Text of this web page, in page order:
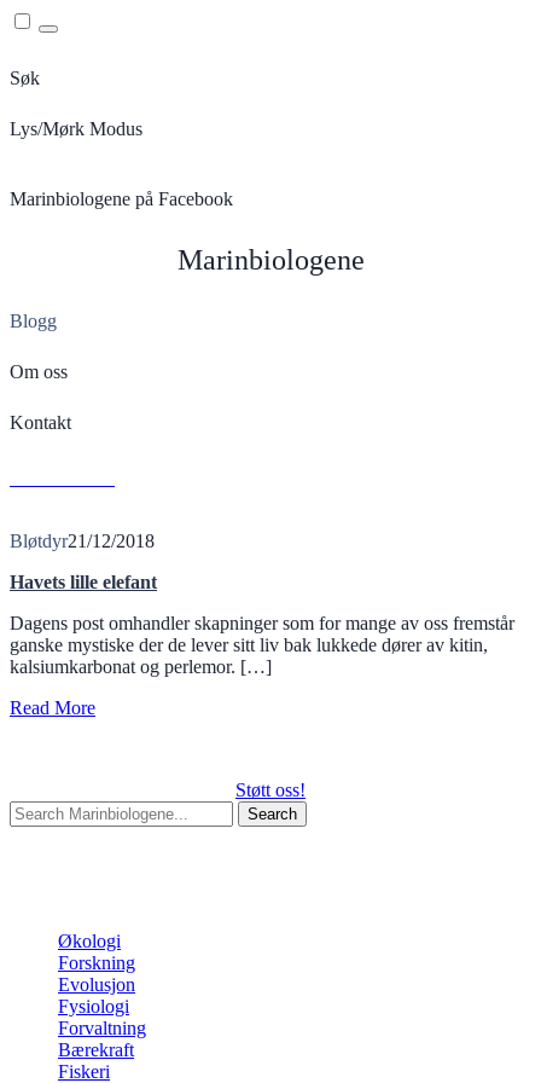
Menu
Søk
Lys/Mørk Modus
Marinbiologene på Facebook
Marinbiologene
Blogg
Om oss
Kontakt
Bløtdyr21/12/2018
Havets lille elefant
Dagens post omhandler skapninger som for mange av oss fremstår
ganske mystiske der de lever sitt liv bak lukkede dører av kitin,
kalsiumkarbonat og perlemor. […]
Read More
Støtt oss!
Search
for:
Økologi
Forskning
Evolusjon
Fysiologi
Forvaltning
Bærekraft
Fiskeri